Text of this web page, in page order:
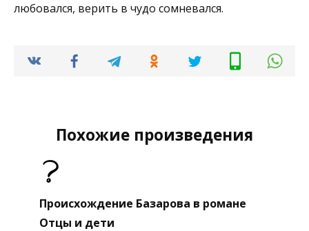
любовался, верить в чудо сомневался.
Похожие произведения
Происхождение Базарова в романе
Отцы и дети